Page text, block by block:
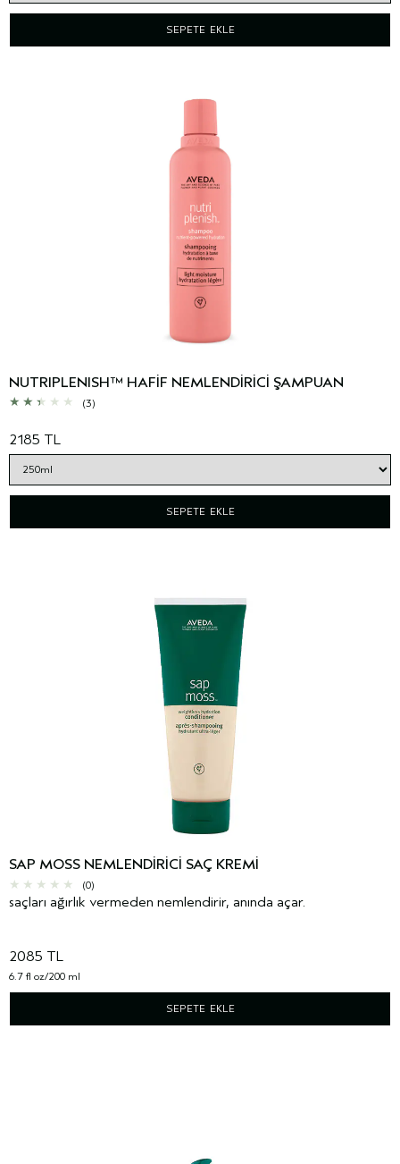
SEPETE EKLE
NUTRIPLENISH™ HAFİF NEMLENDİRİCİ ŞAMPUAN
(3)
2185 TL
SEPETE EKLE
SAP MOSS NEMLENDIRICI SAÇ KREMI
(0)
saçları ağırlık vermeden nemlendirir, anında açar.
2085 TL
6.7 fl oz/200 ml
SEPETE EKLE